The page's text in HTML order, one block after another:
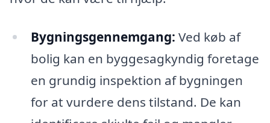
Bygningsgennemgang: Ved køb af
bolig kan en byggesagkyndig foretage
en grundig inspektion af bygningen
for at vurdere dens tilstand. De kan